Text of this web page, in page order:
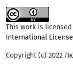
This work is
International License
Copyright (c) 2022